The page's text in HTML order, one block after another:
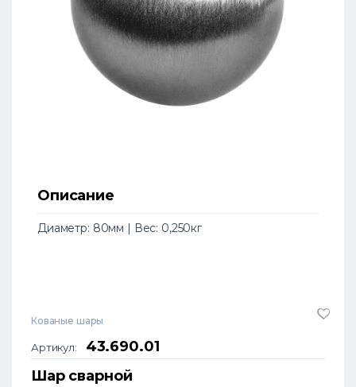
Описание
Диаметр: 80мм | Вес: 0,250кг
Кованые шары
Артикул:
43.690.01
Шар сварной